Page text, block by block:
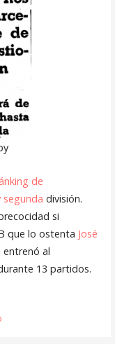
de
división.
si
que lo ostenta José
entrenó al
13 partidos.